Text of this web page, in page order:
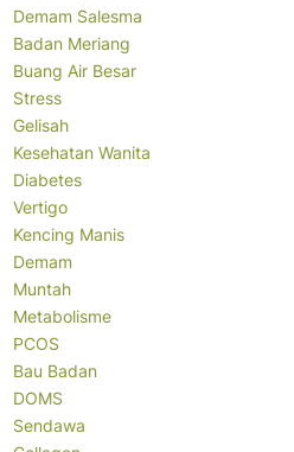
Demam Salesma
Badan Meriang
Buang Air Besar
Stress
Gelisah
Kesehatan Wanita
Diabetes
Vertigo
Kencing Manis
Demam
Muntah
Metabolisme
PCOS
Bau Badan
DOMS
Sendawa